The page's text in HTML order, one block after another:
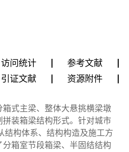
访问统计
参考文献
引证文献 资源附件
式主梁、整体大悬挑横梁墩
装箱梁结构形式。针对城市
结构体系、结构构造及施工方
箱室节段箱梁、半固结结构